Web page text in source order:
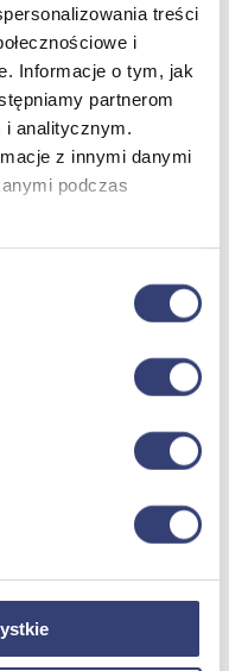
treści
i
Informacje o tym, jak
partnerom
i analitycznym.
z innymi danymi
podczas